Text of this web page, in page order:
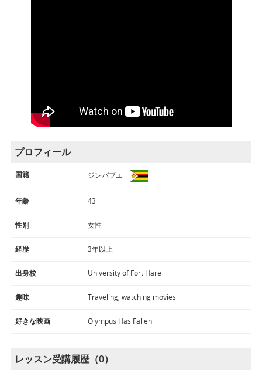
プロフィール
国籍 ジンバブエ
年齢 43
性別 女性
経歴 3年以上
出身校 University of Fort Hare
趣味 Traveling, watching movies
好きな映画 Olympus Has Fallen
レッスン受講履歴（0）